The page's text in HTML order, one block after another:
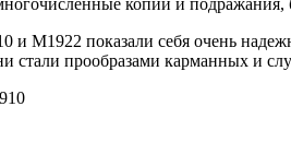
копии и
и M1922 показали себя очень
прообразами карманных и